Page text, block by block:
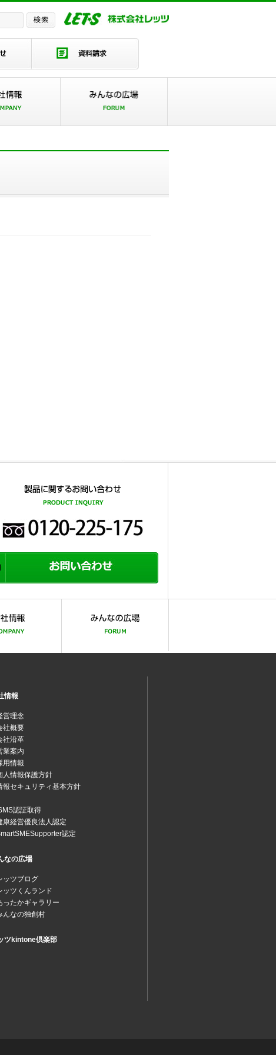
情報
営理念
社概要
社沿革
業案内
用情報
人情報保護方針
報セキュリティ基本方針
認証取得
康経営優良法人認定
認定
なの広場
ッツブログ
ッツくんランド
ったかギャラリー
んなの独創村
ツkintone倶楽部